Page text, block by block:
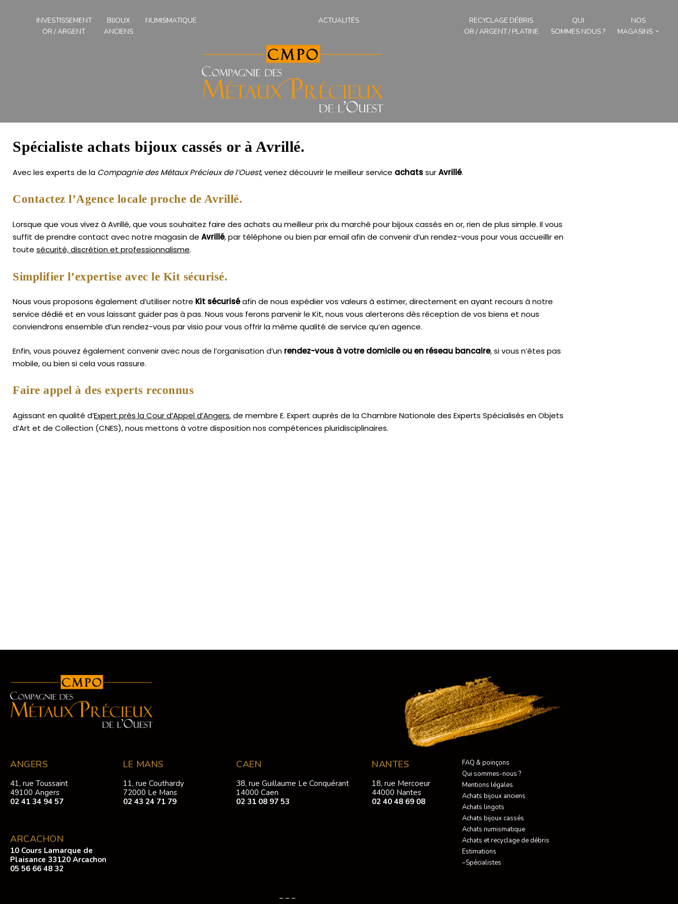
INVESTISSEMENT
OR / ARGENT
BIJOUX
ANCIENS
NUMISMATIQUE ACTUALITÉS
RECYCLAGE DÉBRIS
OR / ARGENT / PLATINE
QUI
SOMMES NOUS ?
NOS
MAGASINS
Spécialiste achats bijoux cassés or à Avrillé.
Avec les experts de la Compagnie des Métaux Précieux de l’Ouest, venez découvrir le meilleur service achatssurAvrillé.
Contactez l’Agence locale proche de Avrillé.
Lorsque que vous vivez à Avrillé, que vous souhaitez faire des achats au meilleur prix du marché pour bijoux cassés en or, rien de plus simple. Il vous
suffit de prendre contact avec notre magasin de Avrillé, par téléphone ou bien par email afin de convenir d’un rendez-vous pour vous accueillir en
toute sécurité, discrétion et professionnalisme.
Simplifier l’expertise avec le Kit sécurisé.
Nous vous proposons également d’utiliser notre Kit sécuriséafin de nous expédier vos valeurs à estimer, directement en ayant recours à notre
service dédié et en vous laissant guider pas à pas. Nous vous ferons parvenir le Kit, nous vous alerterons dès réception de vos biens et nous
conviendrons ensemble d’un rendez-vous par visio pour vous offrir la même qualité de service qu’en agence.
Enfin, vous pouvez également convenir avec nous de l’organisation d’un rendez-vous à votre domicile ou en réseau bancaire, si vous n’êtes pas
mobile, ou bien si cela vous rassure.
Faire appel à des experts reconnus
Agissant en qualité d’Expert près la Cour d’Appel d’Angers, de membre E. Expert auprès de laChambre Nationale des Experts Spécialisés en Objets
d’Art et de Collection (CNES),nous mettons à votre disposition nos compétences pluridisciplinaires.
ANGERS
41, rue Toussaint
49100 Angers
02 41 34 94 57
ARCACHON
10 Cours Lamarque de
Plaisance 33120 Arcachon
05 56 66 48 32
LE MANS
11, rue Couthardy
72000 Le Mans
02 43 24 71 79
CAEN
38, rue Guillaume Le Conquérant
14000 Caen
02 31 08 97 53
NANTES
18, rue Mercoeur
44000 Nantes
02 40 48 69 08
FAQ & poinçons
Qui sommes-nous ?
Mentions légales
Achats bijoux anciens
Achats lingots
Achats bijoux cassés
Achats numismatique
Achats et recyclage de débris
Estimations
–Spécialistes
– – –